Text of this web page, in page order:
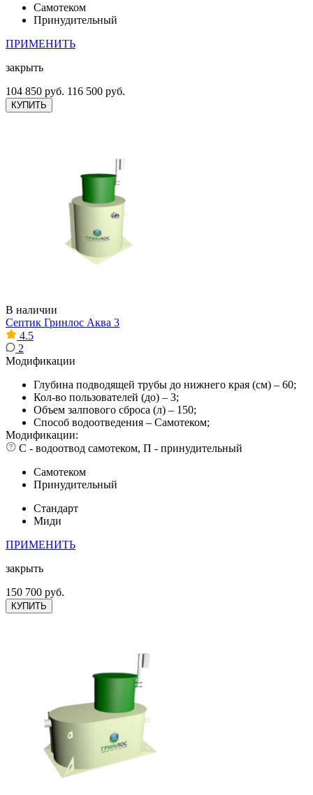
Самотеком
Принудительный
ПРИМЕНИТЬ
закрыть
104 850 руб. 116 500 руб.
КУПИТЬ
В наличии
Септик Гринлос Аква 3
4.5
2
Модификации
Глубина подводящей трубы до нижнего края (см) – 60;
Кол-во пользователей (до) – 3;
Объем залпового сброса (л) – 150;
Способ водоотведения – Самотеком;
Модификации:
С - водоотвод самотеком, П - принудительный
Самотеком
Принудительный
Стандарт
Миди
ПРИМЕНИТЬ
закрыть
150 700 руб.
КУПИТЬ